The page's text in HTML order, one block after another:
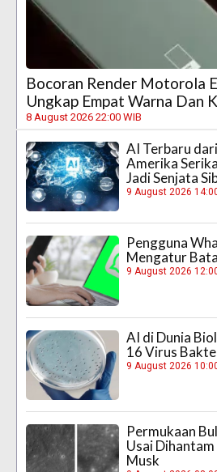
Bocoran Render Motorola
Ungkap Empat Warna Dan
8 August 2026 22:00 WIB
AI Terbaru
Amerika
Jadi Senjata
9 August 2026
Pengguna
Mengatur
9 August 2026
AI di Dunia
16 Virus
9 August 2026
Permukaan
Usai
Musk